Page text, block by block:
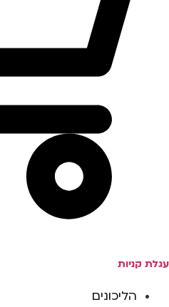
עגלת קניות
הליכונים